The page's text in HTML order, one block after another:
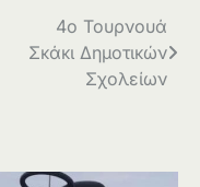
4ο Τουρνουά
Σκάκι Δημοτικών
Σχολείων